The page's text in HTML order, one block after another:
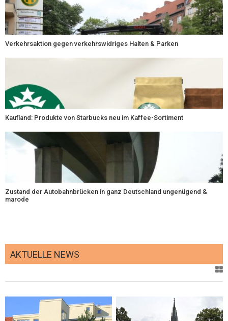
Verkehrsaktion gegen verkehrswidriges Halten & Parken
Kaufland: Produkte von Starbucks neu im Kaffee-Sortiment
Zustand der Autobahnbrücken in ganz Deutschland ungenügend &
marode
AKTUELLE NEWS